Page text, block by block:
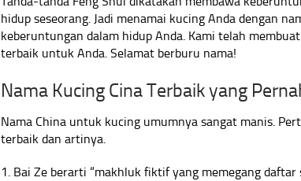
hidup seseorang. Jadi menamai kucing Anda dengan
keberuntungan dalam hidup Anda. Kami telah
terbaik untuk Anda. Selamat berburu nama!
Nama Kucing Cina Terbaik yang
Nama China untuk kucing umumnya sangat manis.
terbaik dan artinya.
1. Bai Ze berarti “makhluk fiktif yang memegang daftar